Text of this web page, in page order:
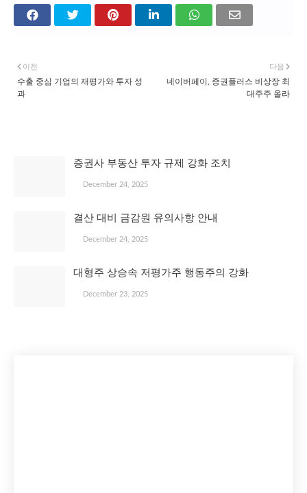
다음
네이버페이, 증권플러스 비상장 최
대주주 올라
이전
수출 중심 기업의 재평가와 투자 성
과
증권사 부동산 투자 규제 강화 조치
December 24, 2025
결산 대비 금감원 유의사항 안내
December 24, 2025
대형주 상승속 저평가주 행동주의 강화
December 23, 2025